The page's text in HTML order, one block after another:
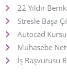
22 Yıldır
Stresle Başa
Autocad
Muhasebe
İş Başvurusu